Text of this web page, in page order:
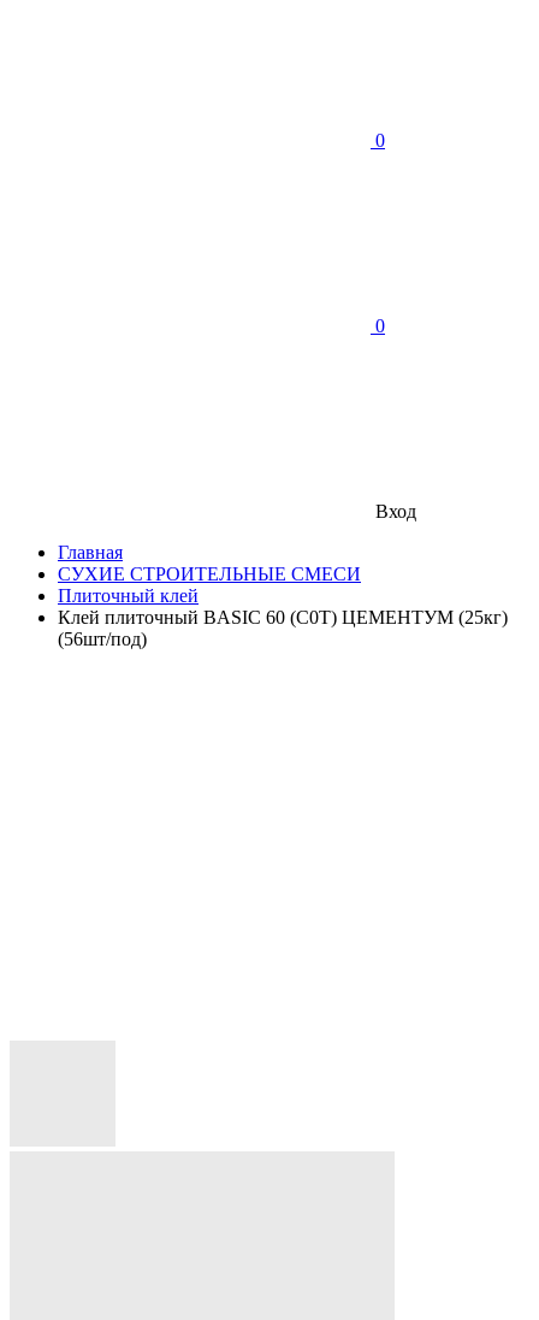
0
0
Вход
Главная
СУХИЕ СТРОИТЕЛЬНЫЕ СМЕСИ
Плиточный клей
Клей плиточный BASIC 60 (С0Т) ЦЕМЕНТУМ (25кг)
(56шт/под)